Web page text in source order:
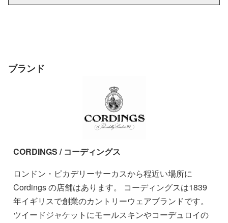
ブランド
CORDINGS / コーディングス
ロンドン・ピカデリーサーカスから程近い場所に
Cordings の店舗はあります。 コーディングスは1839
年イギリスで創業のカントリーウェアブランドです。
ツイードジャケットにモールスキンやコーデュロイの